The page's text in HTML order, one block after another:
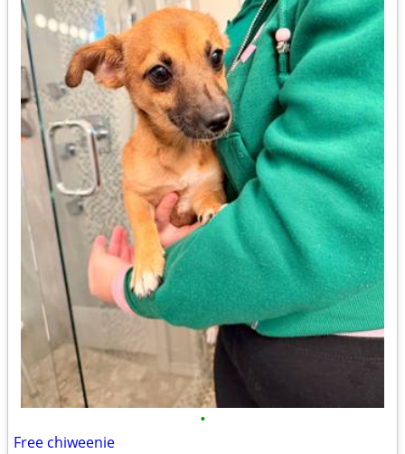
•
Free chiweenie